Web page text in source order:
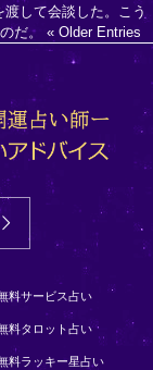
して会談した。こう
だ。 « Older Entries
料サービス占い
料タロット占い
料ラッキー星占い